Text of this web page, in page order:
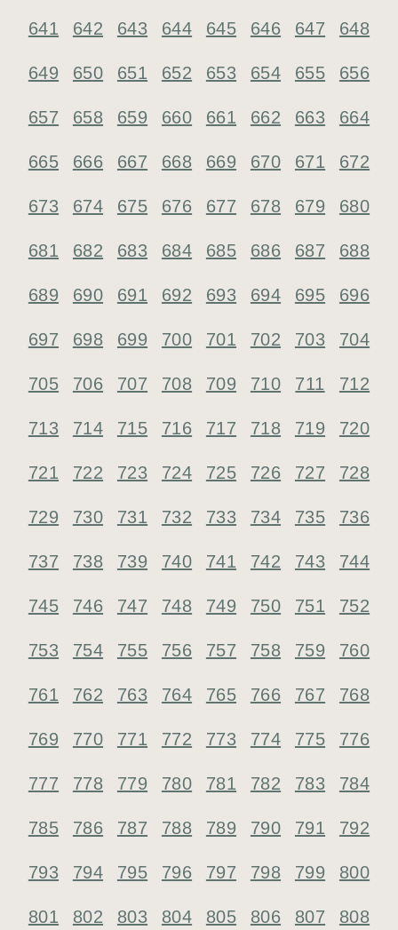
641 642 643 644 645 646 647 648
649 650 651 652 653 654 655 656
657 658 659 660 661 662 663 664
665 666 667 668 669 670 671 672
673 674 675 676 677 678 679 680
681 682 683 684 685 686 687 688
689 690 691 692 693 694 695 696
697 698 699 700 701 702 703 704
705 706 707 708 709 710 711 712
713 714 715 716 717 718 719 720
721 722 723 724 725 726 727 728
729 730 731 732 733 734 735 736
737 738 739 740 741 742 743 744
745 746 747 748 749 750 751 752
753 754 755 756 757 758 759 760
761 762 763 764 765 766 767 768
769 770 771 772 773 774 775 776
777 778 779 780 781 782 783 784
785 786 787 788 789 790 791 792
793 794 795 796 797 798 799 800
801 802 803 804 805 806 807 808